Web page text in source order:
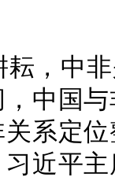
耘，中
中国
系定
近平